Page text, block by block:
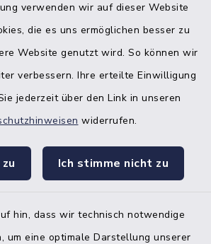
verwenden wir auf dieser Website
die es uns ermöglichen besser zu
Website genutzt wird. So können wir
verbessern. Ihre erteilte Einwilligung
jederzeit über den Link in unseren
widerrufen.
Ich stimme nicht zu
hin, dass wir technisch notwendige
um eine optimale Darstellung unserer
facebook
der Amtskasse